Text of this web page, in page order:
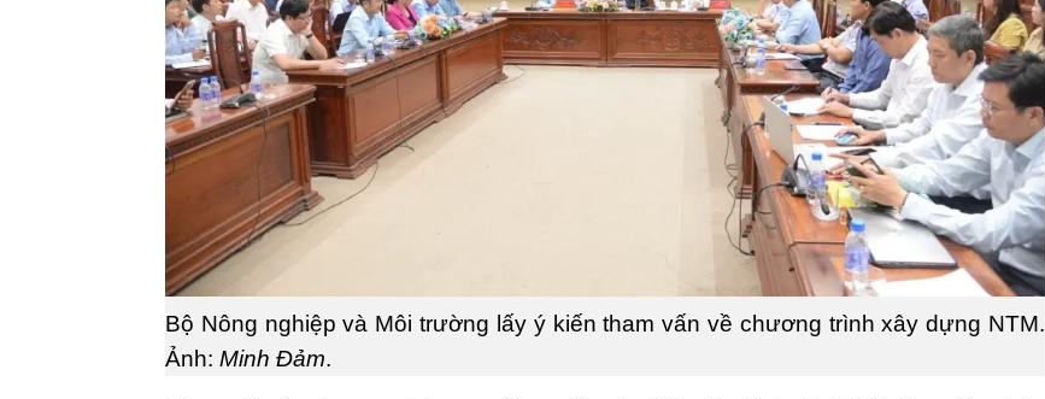
Bộ Nông nghiệp và Môi trường lấy ý kiến tham vấn về chương trình xây dựng NTM.
Ảnh: Minh Đảm.